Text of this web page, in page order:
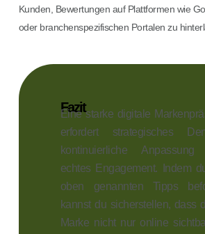
Kunden, Bewertungen auf Plattformen wie
oder branchenspezifischen Portalen zu
Fazit
Eine starke digitale
erfordert strategisches
kontinuierliche Anpassung
echtes Engagement. Indem
oben genannten Tipps
kannst du sicherstellen, dass
Marke nicht nur online